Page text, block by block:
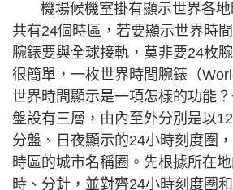
機場候機室掛有顯示世界各地
共有24個時區，若要顯示世界時
腕錶要與全球接軌，莫非要24枚
很簡單，一枚世界時間腕錶（
世界時間顯示是一項怎樣的功能
盤設有三層，由內至外分別是以
分盤、日夜顯示的24小時刻度圈
時區的城市名稱圈。先根據所在
時、分針，並對齊24小時刻度圈